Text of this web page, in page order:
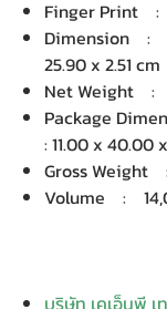
Finger Print
Dimension :
25.90 x 2.51 cm
Net Weight :
Package
: 11.00 x 40.00
Gross Weight
Volume :
บริษัท เคเอ็นพี เ